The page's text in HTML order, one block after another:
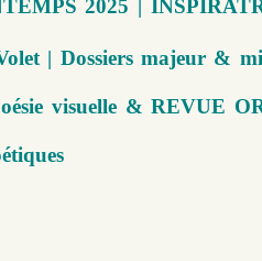
2025 |
| Dossiers majeur &
visuelle & REVUE